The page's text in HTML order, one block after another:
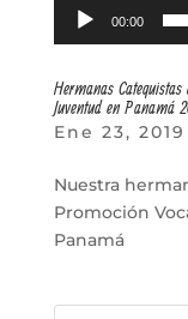
00:00
Hermanas
Juventud en Panamá
Ene 23, 2019
Nuestra
Promoción
Panamá